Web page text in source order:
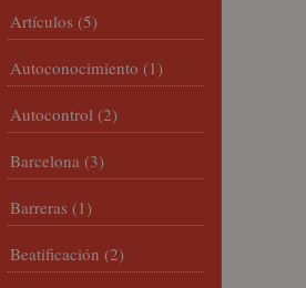
Artículos (5)
Autoconocimiento (1)
Autocontrol (2)
Barcelona (3)
Barreras (1)
Beatificación (2)